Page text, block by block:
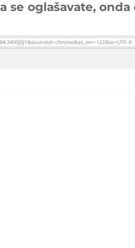
oglašavate,